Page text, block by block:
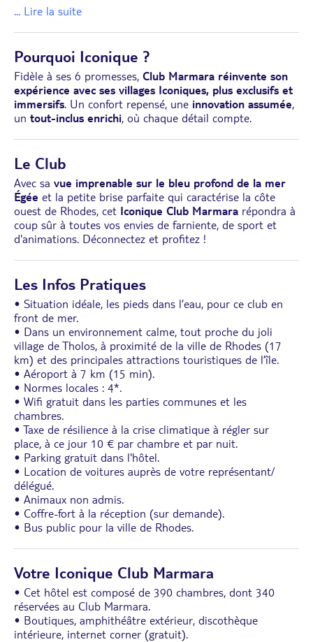
... Lire la suite
Pourquoi Iconique ?
Fidèle à ses 6 promesses, Club Marmara réinvente son
expérience avec ses villages Iconiques, plus exclusifs et
immersifs. Un confort repensé, une innovation assumée,
un tout-inclus enrichi, où chaque détail compte.
Le Club
Avec sa vue imprenable sur le bleu profond de la mer
Égée et la petite brise parfaite qui caractérise la côte
ouest de Rhodes, cet Iconique Club Marmara répondra à
coup sûr à toutes vos envies de farniente, de sport et
d'animations. Déconnectez et profitez !
Les Infos Pratiques
• Situation idéale, les pieds dans l’eau, pour ce club en
front de mer.
• Dans un environnement calme, tout proche du joli
village de Tholos, à proximité de la ville de Rhodes (17
km) et des principales attractions touristiques de l’île.
• Aéroport à 7 km (15 min).
• Normes locales : 4*.
• Wifi gratuit dans les parties communes et les
chambres.
• Taxe de résilience à la crise climatique à régler sur
place, à ce jour 10 € par chambre et par nuit.
• Parking gratuit dans l'hôtel.
• Location de voitures auprès de votre représentant/
délégué.
• Animaux non admis.
• Coffre-fort à la réception (sur demande).
• Bus public pour la ville de Rhodes.
Votre Iconique Club Marmara
• Cet hôtel est composé de 390 chambres, dont 340
réservées au Club Marmara.
• Boutiques, amphithéâtre extérieur, discothèque
intérieure, internet corner (gratuit).